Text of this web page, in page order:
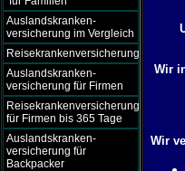
Auslandskranken-
versicherung im Vergleich
Reisekrankenversicherung
Auslandskranken-
versicherung für Firmen
Reisekrankenversicherung
für Firmen bis 365 Tage
Auslandskranken-
versicherung für
Backpacker
Wir
Wir